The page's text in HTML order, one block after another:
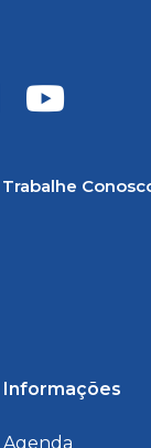
Trabalhe
Informações
Agenda